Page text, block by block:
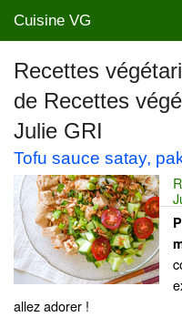
Cuisine VG
Recettes
de Recettes
Julie GRI
Tofu sauce satay,
allez adorer !